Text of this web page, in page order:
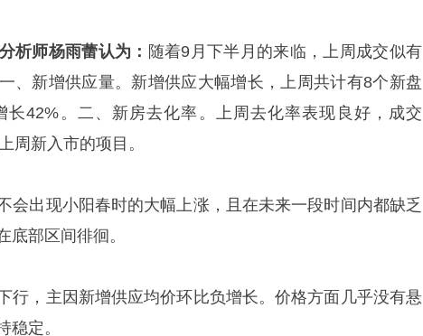
析师杨雨蕾认为： 随着9月下半月的来临，上周成交似有
、新增供应量。新增供应大幅增长，上周共计有8个新盘
长42%。二、新房去化率。上周去化率表现良好，成交
周新入市的项目。
会出现小阳春时的大幅上涨，且在未来一段时间内都缺乏
底部区间徘徊。
行，主因新增供应均价环比负增长。价格方面几乎没有悬
稳定。